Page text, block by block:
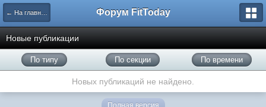
← На главную Форум FitToday
Новые публикации
По типу По секции По времени
Новых публикаций не найдено.
Полная версия